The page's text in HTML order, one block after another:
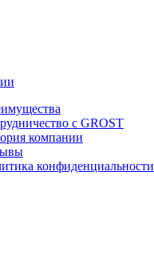
с GROST
компании
конфиденциальности